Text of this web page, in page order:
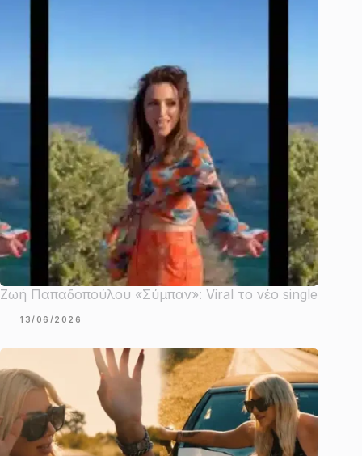
Ζωή Παπαδοπούλου «Σύμπαν»: Viral το νέο single
13/06/2026